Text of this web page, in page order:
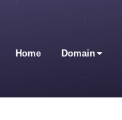
Home Domain